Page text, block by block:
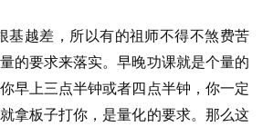
基越差，所以有的祖师不得不煞费苦
的要求来落实。早晚功课就是个量的
早上三点半钟或者四点半钟，你一定
拿板子打你，是量化的要求。那么这